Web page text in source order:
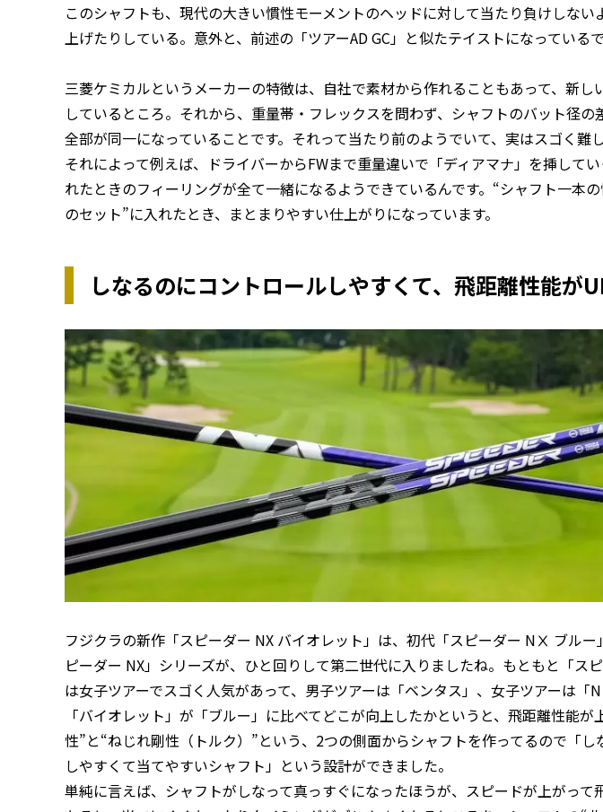
このシャフトも、現代の大きい慣性モーメントのヘッドに対して当たり負けしない
上げたりしている。意外と、前述の「ツアーAD GC」と似たテイストになっているで
三菱ケミカルというメーカーの特徴は、自社で素材から作れることもあって、新し
しているところ。それから、重量帯・フレックスを問わず、シャフトのバット径の
全部が同一になっていることです。それって当たり前のようでいて、実はスゴく難し
それによって例えば、ドライバーからFWまで重量違いで「ディアマナ」を挿して
れたときのフィーリングが全て一緒になるようできているんです。“シャフト一本
のセット”に入れたとき、まとまりやすい仕上がりになっています。
しなるのにコントロールしやすくて、飛距離性能が
フジクラの新作「スピーダー NX バイオレット」は、初代「スピーダー NⅩ ブルー
ピーダー NX」シリーズが、ひと回りして第二世代に入りましたね。もともと「ス
は女子ツアーでスゴく人気があって、男子ツアーは「ベンタス」、女子ツアーは「
「バイオレット」が「ブルー」に比べてどこが向上したかというと、飛距離性能が
性”と“ねじれ剛性（トルク）”という、2つの側面からシャフトを作ってるので「し
しやすくて当てやすいシャフト」という設計ができました。
単純に言えば、シャフトがしなって真っすぐになったほうが、スピードが上がって